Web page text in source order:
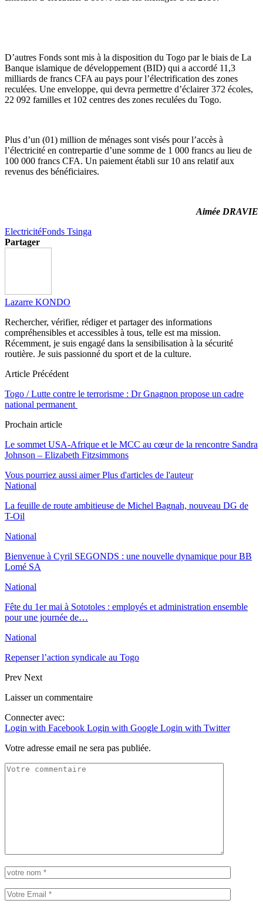
D’autres Fonds sont mis à la disposition du Togo par le biais de La
Banque islamique de développement (BID) qui a accordé 11,3
milliards de francs CFA au pays pour l’électrification des zones
reculées. Une enveloppe, qui devra permettre d’éclairer 372 écoles,
22 092 familles et 102 centres des zones reculées du Togo.
Plus d’un (01) million de ménages sont visés pour l’accès à
l’électricité en contrepartie d’une somme de 1 000 francs au lieu de
100 000 francs CFA. Un paiement établi sur 10 ans relatif aux
revenus des bénéficiaires.
Aimée DRAVIE
ElectricitéFonds Tsinga
Partager
Lazarre KONDO
Rechercher, vérifier, rédiger et partager des informations
compréhensibles et accessibles à tous, telle est ma mission.
Récemment, je suis engagé dans la sensibilisation à la sécurité
routière. Je suis passionné du sport et de la culture.
Article Précédent
Togo / Lutte contre le terrorisme : Dr Gnagnon propose un cadre
national permanent
Prochain article
Le sommet USA-Afrique et le MCC au cœur de la rencontre Sandra
Johnson – Elizabeth Fitzsimmons
Vous pourriez aussi aimer Plus d'articles de l'auteur
National
La feuille de route ambitieuse de Michel Bagnah, nouveau DG de
T-Oil
National
Bienvenue à Cyril SEGONDS : une nouvelle dynamique pour BB
Lomé SA
National
Fête du 1er mai à Sototoles : employés et administration ensemble
pour une journée de…
National
Repenser l’action syndicale au Togo
Prev Next
Laisser un commentaire
Connecter avec:
Login with Facebook Login with Google Login with Twitter
Votre adresse email ne sera pas publiée.